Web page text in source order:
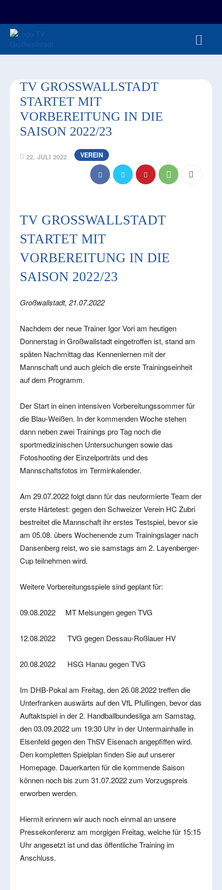
TV GROSSWALLSTADT S
TARTET MIT V
ORBEREITUNG IN DIE S
AISON 2022/23
22. JULI 2022 VEREIN
TV GROSSWALLSTADT S
TARTET MIT V
ORBEREITUNG IN DIE S
AISON 2022/23
Großwallstadt, 21.07.2022
Nachdem der neue Trainer Igor Vori am heutigen
Donnerstag in Großwallstadt eingetroffen ist, stand am
späten Nachmittag das Kennenlernen mit der
Mannschaft und auch gleich die erste Trainingseinheit
auf dem Programm.
Der Start in einen intensiven Vorbereitungssommer für
die Blau-Weißen. In der kommenden Woche stehen
dann neben zwei Trainings pro Tag noch die
sportmedizinischen Untersuchungen sowie das
Fotoshooting der Einzelporträts und des
Mannschaftsfotos im Terminkalender.
Am 29.07.2022 folgt dann für das neuformierte Team der
erste Härtetest: gegen den Schweizer Verein HC Zubri
bestreitet die Mannschaft ihr erstes Testspiel, bevor sie
am 05.08. übers Wochenende zum Trainingslager nach
Dansenberg reist, wo sie samstags am 2. Layenberger-
Cup teilnehmen wird.
Weitere Vorbereitungsspiele sind geplant für:
09.08.2022 MT Melsungen gegen TVG
12.08.2022 TVG gegen Dessau-Roßlauer HV
20.08.2022 HSG Hanau gegen TVG
Im DHB-Pokal am Freitag, den 26.08.2022 treffen die
Unterfranken auswärts auf den VfL Pfullingen, bevor das
Auftaktspiel in der 2. Handballbundesliga am Samstag,
den 03.09.2022 um 19:30 Uhr in der Untermainhalle in
Elsenfeld gegen den ThSV Eisenach angepfiffen wird.
Den kompletten Spielplan finden Sie auf unserer
Homepage. Dauerkarten für die kommende Saison
können noch bis zum 31.07.2022 zum Vorzugspreis
erworben werden.
Hiermit erinnern wir auch noch einmal an unsere
Pressekonferenz am morgigen Freitag, welche für 15:15
Uhr angesetzt ist und das öffentliche Training im
Anschluss.